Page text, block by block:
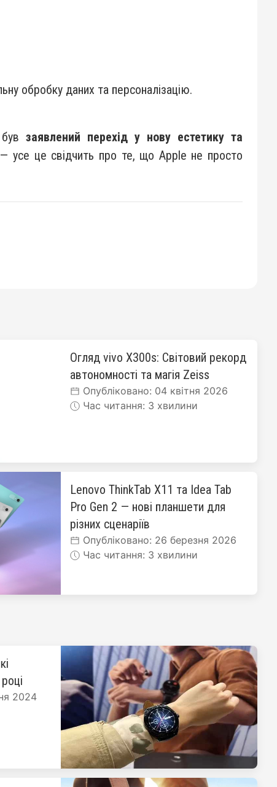
обробку даних та персоналізацію.
заявлений перехід у нову естетику та
усе це свідчить про те, що Apple не просто
Огляд vivo X300s: Світовий рекорд
автономності та магія Zeiss
Опубліковано: 04 квітня 2026
Час читання: 3 хвилини
Lenovo ThinkTab X11 та Idea Tab
Pro Gen 2 — нові планшети для
різних сценаріїв
Опубліковано: 26 березня 2026
Час читання: 3 хвилини
2024